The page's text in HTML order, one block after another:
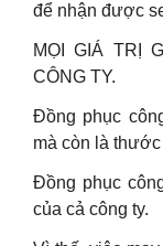
để nhận được
MỌI GIÁ TRỊ
CÔNG TY.
Đồng phục
mà còn là
Đồng phục
của cả công ty.